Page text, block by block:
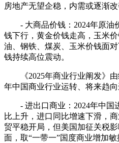
房地产无望企稳，内需或逐渐
- 大商品价钱：2024年原油
钱下行，黄金价钱走高，玉米
油、钢铁、煤炭、玉米价钱面
钱持续高位震动。
《2025年商业行业阐发》由
年中国商业行业运转、将来趋向
- 进出口商业：2024年中国
比上升，进口同比增速下滑，
贸平稳开局，但美国加征关税
面，取“一带一”国度商业增加